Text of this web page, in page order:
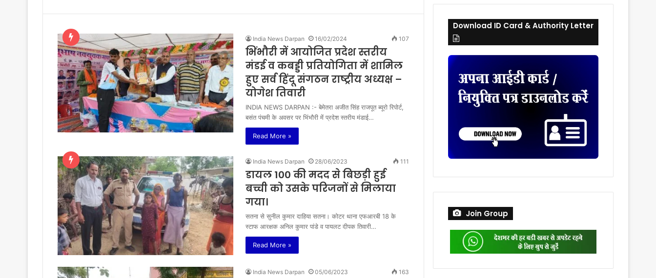
India News Darpan 16/02/2024 107
भिंभौरी में आयोजित प्रदेश स्तरीय
मंडई व कबड्डी प्रतियोगिता में शामिल
हुए सर्व हिंदू संगठन राष्ट्रीय अध्यक्ष –
योगेश तिवारी
INDIA NEWS DARPAN :- बेमेतरा अजीत सिंह राजपूत ब्यूरो रिपोर्ट,
बसंत पंचमी के अवसर पर भिंभौरी में प्रदेश स्तरीय मंडाई…
Read More »
India News Darpan 28/06/2023 111
डायल 100 की मदद से बिछड़ी हुई
बच्ची को उसके परिजनों से मिलाया
गया।
सतना से सुनील कुमार दाहिया सतना। कोटर थाना एफआरबी 18 के
स्टाफ आरक्षक अनिल कुमार पांडे व पायलट दीपक तिवारी…
Read More »
India News Darpan 05/06/2023 163
Download ID Card & Authority Letter
Join Group